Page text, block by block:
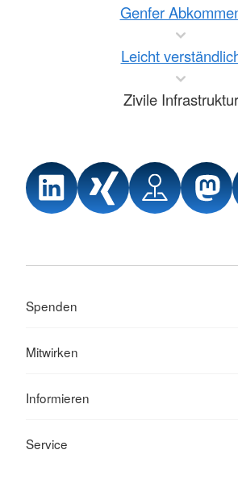
Genfer
Leicht
Zivile Infrastruktur
Spenden
Mitwirken
Informieren
Service